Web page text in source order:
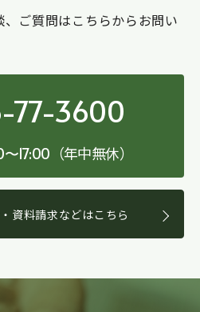
ご質問はこちらからお問い
77-3600
17:00 （年中無休）
資料請求などはこちら